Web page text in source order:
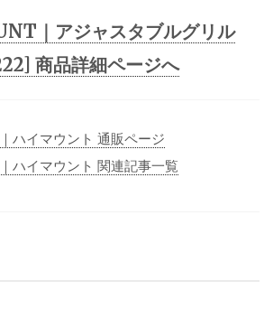
｜アジャスタブルグリル
商品詳細ページへ
ハイマウント 通販ページ
ハイマウント 関連記事一覧